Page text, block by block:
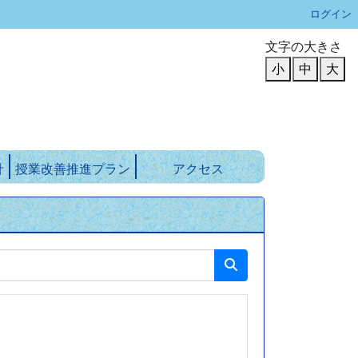
ログイン
文字の大きさ
小
中 大
授業改善推進プラン アクセス